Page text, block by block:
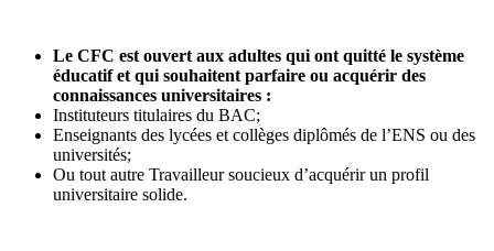
Le CFC est ouvert aux adultes qui ont quitté le système
éducatif et qui souhaitent parfaire ou acquérir des
connaissances universitaires :
Instituteurs titulaires du BAC;
Enseignants des lycées et collèges diplômés de l’ENS ou des
universités;
Ou tout autre Travailleur soucieux d’acquérir un profil
universitaire solide.